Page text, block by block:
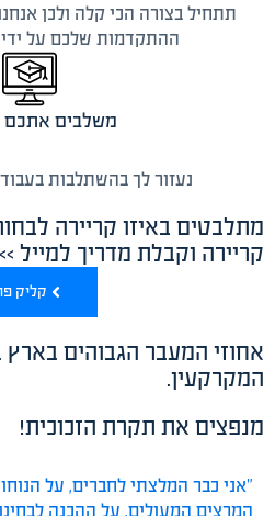
תתחיל בצורה הכי קלה ולכן
ההתקדמות שלכם על
משלבים אתכם
נעזור לך בהשתלבות
מתלבטים באיזו קריירה
קריירה וקבלת מדריך למייל >>
קליק
אחוזי המעבר הגבוהים
המקרקעין.
מנפצים את תקרת הזכוכית!
"אני כבר המלצתי לחברים, על
המרצים המעולים, על ההכנה